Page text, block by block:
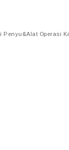
Penyu&Alat Operasi